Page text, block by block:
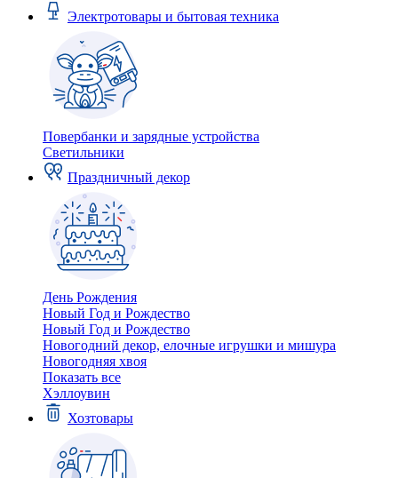
Электротовары и бытовая техника
Повербанки и зарядные устройства
Светильники
Праздничный декор
День Рождения
Новый Год и Рождество
Новый Год и Рождество
Новогодний декор, елочные игрушки и мишура
Новогодняя хвоя
Показать все
Хэллоувин
Хозтовары